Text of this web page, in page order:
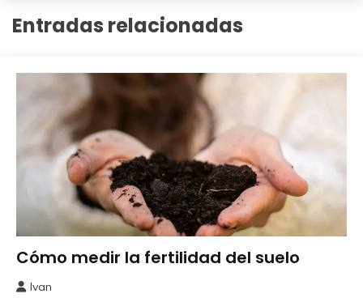
Entradas relacionadas
Experimentos
Cómo medir la fertilidad del suelo
Ivan